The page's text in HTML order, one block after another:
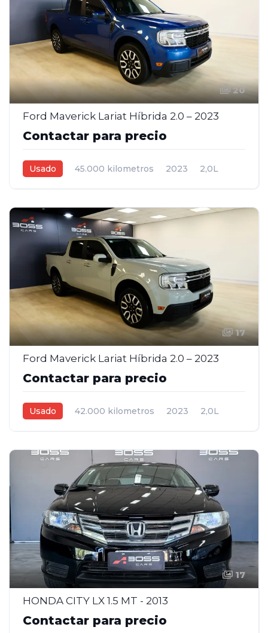
20
Ford Maverick Lariat Híbrida 2.0 – 2023
Contactar para precio
Usado 45.000 kilometros 2023
2,0L
17
Ford Maverick Lariat Híbrida 2.0 – 2023
Contactar para precio
Usado 42.000 kilometros 2023
2,0L
17
HONDA CITY LX 1.5 MT - 2013
Contactar para precio